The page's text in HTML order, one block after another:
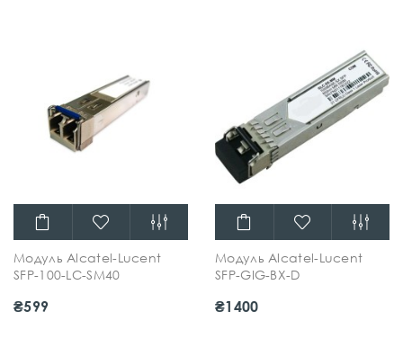
Модуль Alcatel-Lucent
SFP-100-LC-SM40
₴599
Модуль Alcatel-Lucent
SFP-GIG-BX-D
₴1400